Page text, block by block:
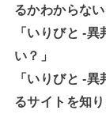
るかわからない
「いりびと -
い？」
「いりびと -
るサイトを知り